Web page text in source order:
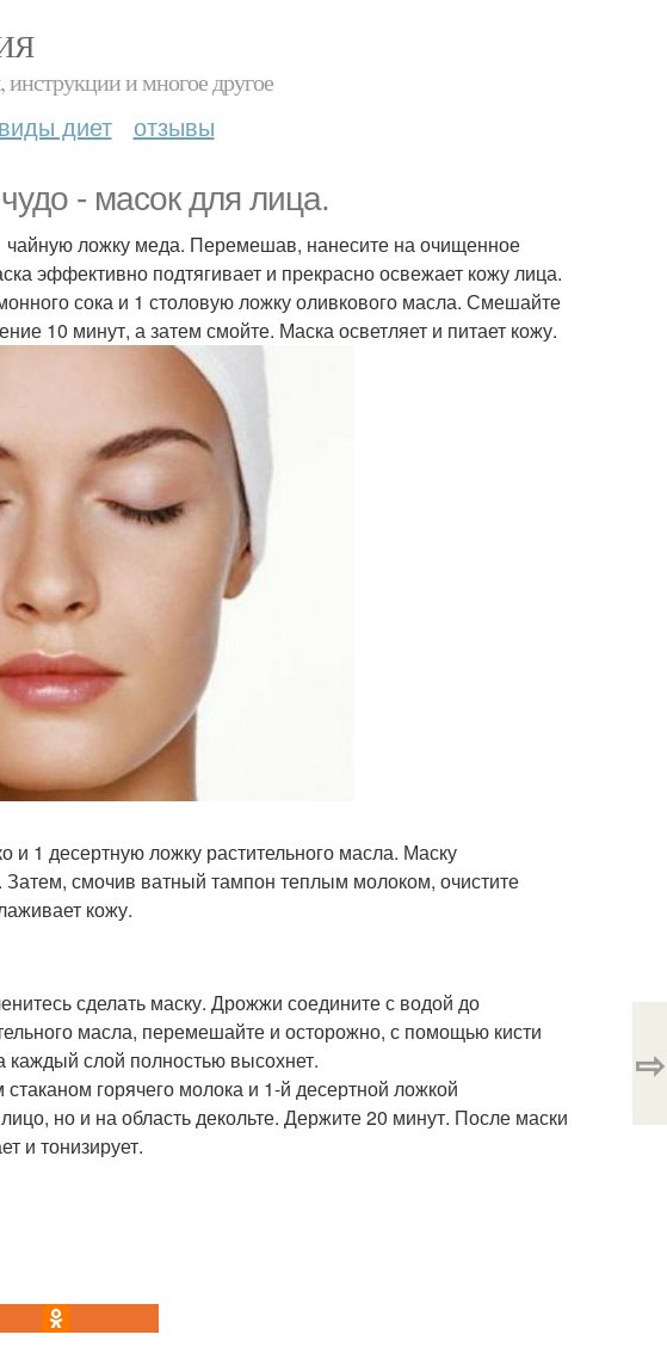
и многое другое
виды диет отзывы
- масок для лица.
чайную ложку меда. Перемешав, нанесите на очищенное
эффективно подтягивает и прекрасно освежает кожу лица.
сока и 1 столовую ложку оливкового масла. Смешайте
10 минут, а затем смойте. Маска осветляет и питает кожу.
и 1 десертную ложку растительного масла. Маску
смочив ватный тампон теплым молоком, очистите
кожу.
сделать маску. Дрожжи соедините с водой до
масла, перемешайте и осторожно, с помощью кисти
каждый слой полностью высохнет.
горячего молока и 1-й десертной ложкой
но и на область декольте. Держите 20 минут. После маски
и тонизирует.
⇨